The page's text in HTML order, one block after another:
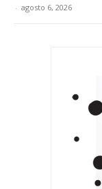
- agosto 6, 2026